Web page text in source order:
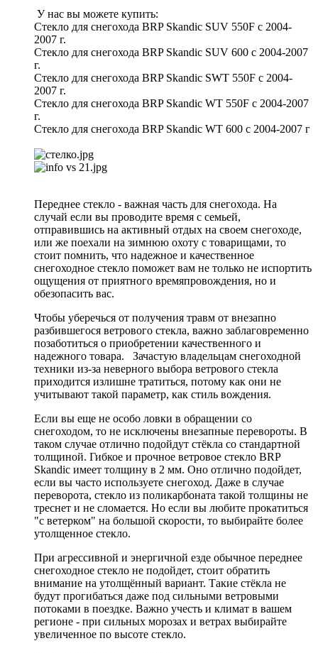
У нас вы можете купить:
Стекло для снегохода BRP Skandic SUV 550F с 2004-
2007 г.
Стекло для снегохода BRP Skandic SUV 600 с 2004-2007
г.
Стекло для снегохода BRP Skandic SWT 550F с 2004-
2007 г.
Стекло для снегохода BRP Skandic WT 550F с 2004-2007
г.
Стекло для снегохода BRP Skandic WT 600 с 2004-2007 г
Переднее стекло - важная часть для снегохода. На
случай если вы проводите время с семьей,
отправившись на активный отдых на своем снегоходе,
или же поехали на зимнюю охоту с товарищами, то
стоит помнить, что надежное и качественное
снегоходное стекло поможет вам не только не испортить
ощущения от приятного времяпровождения, но и
обезопасить вас.
Чтобы уберечься от получения травм от внезапно
разбившегося ветрового стекла, важно заблаговременно
позаботиться о приобретении качественного и
надежного товара. Зачастую владельцам снегоходной
техники из-за неверного выбора ветрового стекла
приходится излишне тратиться, потому как они не
учитывают такой параметр, как стиль вождения.
Если вы еще не особо ловки в обращении со
снегоходом, то не исключены внезапные перевороты. В
таком случае отлично подойдут стёкла со стандартной
толщиной. Гибкое и прочное ветровое стекло BRP
Skandic имеет толщину в 2 мм. Оно отлично подойдет,
если вы часто используете снегоход. Даже в случае
переворота, стекло из поликарбоната такой толщины не
треснет и не сломается. Но если вы любите прокатиться
"с ветерком" на большой скорости, то выбирайте более
утолщенное стекло.
При агрессивной и энергичной езде обычное переднее
снегоходное стекло не подойдет, стоит обратить
внимание на утолщённый вариант. Такие стёкла не
будут прогибаться даже под сильными ветровыми
потоками в поездке. Важно учесть и климат в вашем
регионе - при сильных морозах и ветрах выбирайте
увеличенное по высоте стекло.